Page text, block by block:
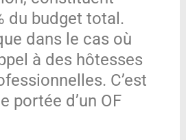
du budget total.
dans le cas où
à des hôtesses
C’est
portée d’un OF